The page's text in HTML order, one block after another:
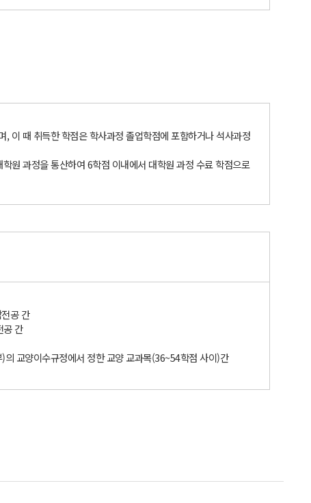
이 때 취득한 학점은 학사과정 졸업학점에 포함하거나 석사과정
원 과정을 통산하여 6학점 이내에서 대학원 과정 수료 학점으로
공 간
공 간
교양이수규정에서 정한 교양 교과목(36~54학점 사이)간